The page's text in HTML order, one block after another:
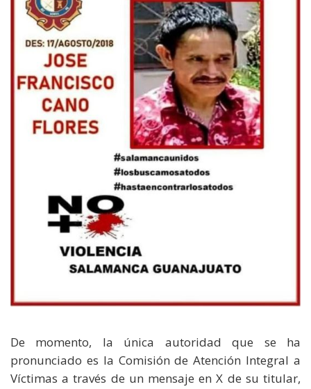
De momento, la única autoridad que se ha
pronunciado es la Comisión de Atención Integral a
Víctimas a través de un mensaje en X de su titular,